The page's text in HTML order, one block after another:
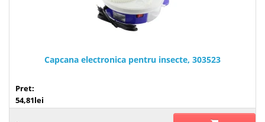
Capcana electronica pentru insecte, 303523
Pret:
54,81lei